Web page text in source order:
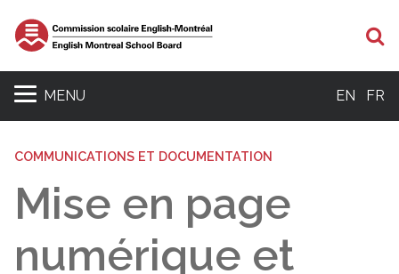
MENU EN FR
COMMUNICATIONS ET DOCUMENTATION
Mise en page
numérique et